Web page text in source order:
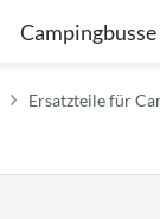
Campingbusse
Ersatzteile für